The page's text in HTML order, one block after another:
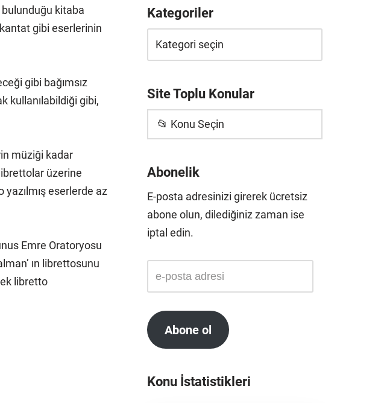
kitaba
gibi eserlerinin
gibi bağımsız
kullanılabildiği gibi,
müziği kadar
üzerine
eserlerde az
Emre Oratoryosu
ın librettosunu
libretto
Kategoriler
Site Toplu Konular
📂 Konu Seçin
Abonelik
E-posta adresinizi girerek ücretsiz
abone olun, dilediğiniz zaman ise
iptal edin.
Abone ol
Konu İstatistikleri